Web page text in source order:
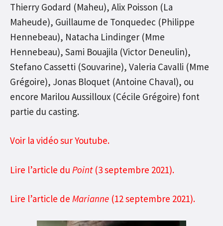
Thierry Godard (Maheu), Alix Poisson (La
Maheude), Guillaume de Tonquedec (Philippe
Hennebeau), Natacha Lindinger (Mme
Hennebeau), Sami Bouajila (Victor Deneulin),
Stefano Cassetti (Souvarine), Valeria Cavalli (Mme
Grégoire), Jonas Bloquet (Antoine Chaval), ou
encore Marilou Aussilloux (Cécile Grégoire) font
partie du casting.
Voir la vidéo sur Youtube.
Lire l’article du Point(3 septembre 2021).
Lire l’article de Marianne (12 septembre 2021).